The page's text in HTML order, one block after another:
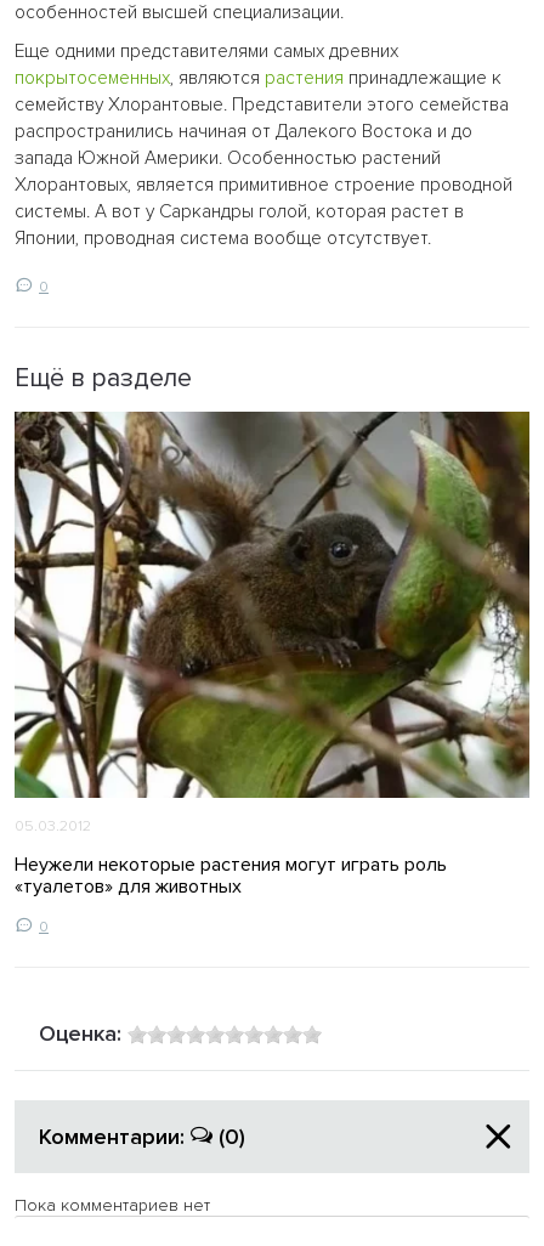
особенностей высшей специализации.
Еще одними представителями самых древних
покрытосеменных, являются растения принадлежащие к
семейству Хлорантовые. Представители этого семейства
распространились начиная от Далекого Востока и до
запада Южной Америки. Особенностью растений
Хлорантовых, является примитивное строение проводной
системы. А вот у Саркандры голой, которая растет в
Японии, проводная система вообще отсутствует.
0
Ещё в разделе
05.03.2012
Неужели некоторые растения могут играть роль
«туалетов» для животных
0
Оценка:
Комментарии: (0)
Пока комментариев нет